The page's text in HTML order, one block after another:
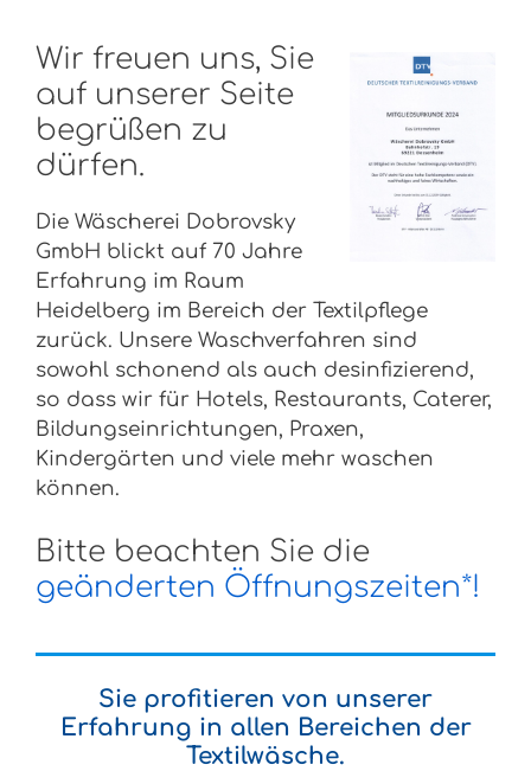
Wir freuen uns, Sie
auf unserer Seite
begrüßen zu
dürfen.
Die Wäscherei Dobrovsky
GmbH blickt auf 70 Jahre
Erfahrung im Raum
Heidelberg im Bereich der Textilpflege
zurück. Unsere Waschverfahren sind
sowohl schonend als auch desinfizierend,
so dass wir für Hotels, Restaurants, Caterer,
Bildungseinrichtungen, Praxen,
Kindergärten und viele mehr waschen
können.
Bitte beachten Sie die
geänderten Öffnungszeiten*!
Sie profitieren von unserer
Erfahrung in allen Bereichen der
Textilwäsche.